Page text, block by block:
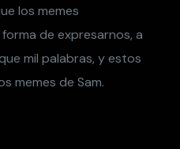
los memes
de expresarnos, a
mil palabras, y estos
memes de Sam.